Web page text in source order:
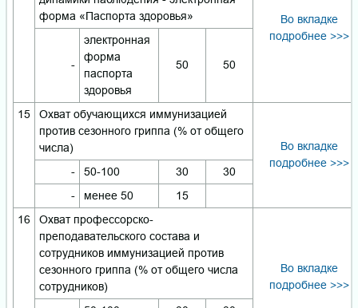
форма «Паспорта здоровья»
Во вкладке
подробнее >>>
-
электронная
форма
паспорта
здоровья
50 50
15
Охват обучающихся иммунизацией
против сезонного гриппа (% от общего
числа)
Во вкладке
подробнее >>>
- 50-100 30
30
-
менее 50
15
16
Охват профессорско-
преподавательского состава и
сотрудников иммунизацией против
сезонного гриппа (% от общего числа
сотрудников)
Во вкладке
подробнее >>>